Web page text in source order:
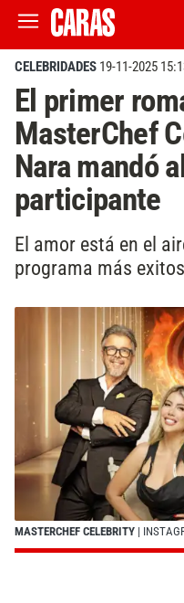
CELEBRIDADES 19-11-2025
El primer
MasterChef
Nara mandó
participante
El amor está en el
programa más
MASTERCHEF CELEBRITY |